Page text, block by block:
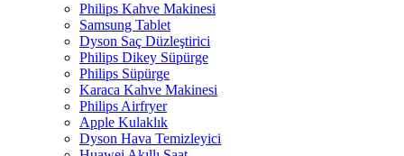
Philips Kahve Makinesi
Samsung Tablet
Dyson Saç Düzleştirici
Philips Dikey Süpürge
Philips Süpürge
Karaca Kahve Makinesi
Philips Airfryer
Apple Kulaklık
Dyson Hava Temizleyici